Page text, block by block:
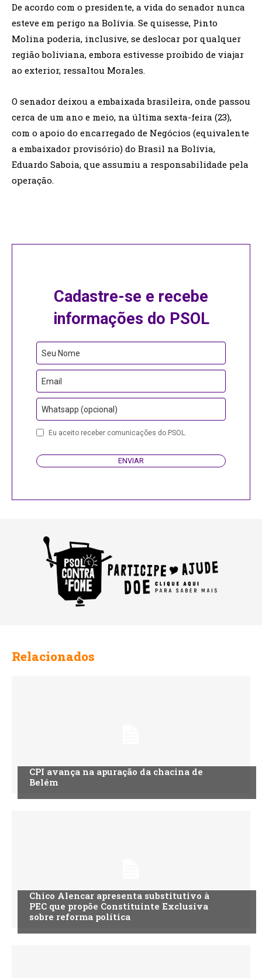
De acordo com o presidente, a vida do senador nunca
esteve em perigo na Bolívia. Se quisesse, Pinto
Molina poderia, inclusive, se deslocar por qualquer
região boliviana, embora estivesse proibido de viajar
ao exterior, ressaltou Morales.
O senador deixou a embaixada brasileira, onde passou
cerca de um ano e meio, na última sexta-feira (23),
com o apoio do encarregado de Negócios (equivalente
a embaixador provisório) do Brasil na Bolívia,
Eduardo Saboia, que assumiu a responsabilidade pela
operação.
Cadastre-se e recebe
informações do PSOL
Company
Name
Seu Nome
Email
Whatsapp (opcional)
Eu aceito receber comunicações do PSOL.
ENVIAR
Relacionados
CPI avança na apuração da chacina de
Belém
Chico Alencar apresenta substitutivo à
PEC que propõe Constituinte Exclusiva
sobre reforma política